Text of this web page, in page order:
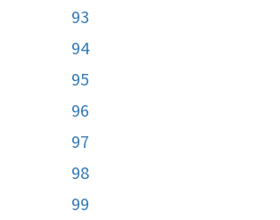
93
94
95
96
97
98
99